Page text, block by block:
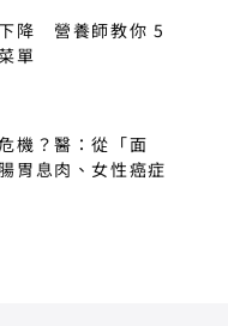
降 營養師教你 5
單
機？醫：從「面
胃息肉、女性癌症